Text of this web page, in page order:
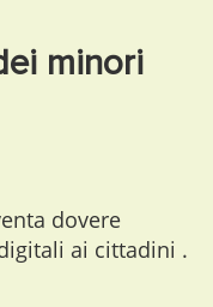
minori
dovere
ai cittadini .